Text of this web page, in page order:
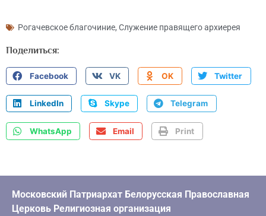
Рогачевское благочиние, Служение правящего архиерея
Поделиться:
Facebook VK OK Twitter
LinkedIn Skype Telegram
WhatsApp Email Print
Московский Патриархат Белорусская Православная
Церковь Религиозная организация